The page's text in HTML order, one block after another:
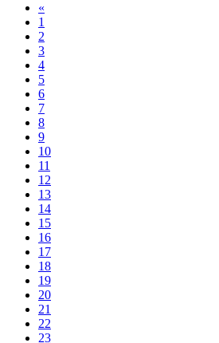
«
1
2
3
4
5
6
7
8
9
10
11
12
13
14
15
16
17
18
19
20
21
22
23